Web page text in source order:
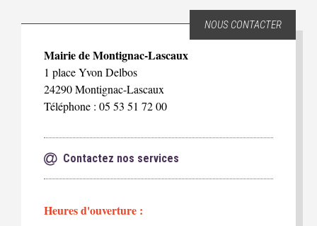
NOUS CONTACTER
Mairie de Montignac-Lascaux
1 place Yvon Delbos
24290 Montignac-Lascaux
Téléphone : 05 53 51 72 00
Contactez nos services
Heures d'ouverture :